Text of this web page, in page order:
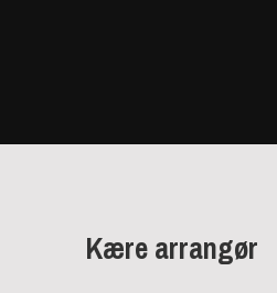
Kære arrangør